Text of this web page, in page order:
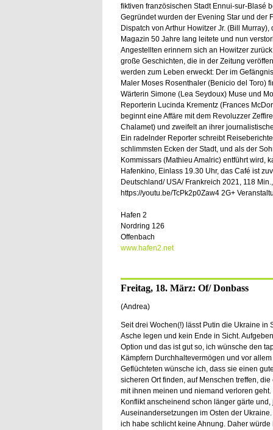
fiktiven französischen Stadt Ennui-sur-Blasé
Gegründet wurden der Evening Star und der
Dispatch von Arthur Howitzer Jr. (Bill Murray),
Magazin 50 Jahre lang leitete und nun
Angestellten erinnern sich an Howitzer
große Geschichten, die in der Zeitung
werden zum Leben erweckt: Der im
Maler Moses Rosenthaler (Benicio del Toro)
Wärterin Simone (Lea Seydoux) Muse und
Reporterin Lucinda Krementz (Frances
beginnt eine Affäre mit dem Revoluzzer
Chalamet) und zweifelt an ihrer
Ein radelnder Reporter schreibt
schlimmsten Ecken der Stadt, und als der
Kommissars (Mathieu Amalric) entführt wird,
Hafenkino, Einlass 19.30 Uhr, das Café ist
Deutschland/ USA/ Frankreich 2021, 118
https://youtu.be/TcPk2p0Zaw4 2G+
Hafen 2
Nordring 126
Offenbach
www.hafen2.net
Freitag, 18. März: Of/ Donbass
(Andrea)
Seit drei Wochen(!) lässt Putin die Ukraine in
Asche legen und kein Ende in Sicht.
Option und das ist gut so, ich wünsche den
Kämpfern Durchhaltevermögen und vor
Geflüchteten wünsche ich, dass sie einen
sicheren Ort finden, auf Menschen treffen, die
mit ihnen meinen und niemand verloren geht.
Konflikt anscheinend schon länger gärte
Auseinandersetzungen im Osten der
ich habe schlicht keine Ahnung. Daher